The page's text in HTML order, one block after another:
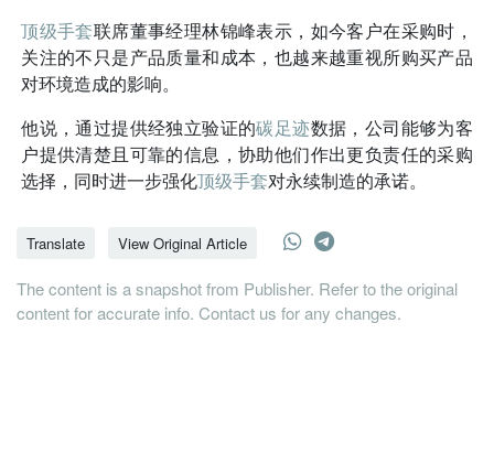
顶级手套联席董事经理林锦峰表示，如今客户在采购时，
关注的不只是产品质量和成本，也越来越重视所购买产品
对环境造成的影响。
他说，通过提供经独立验证的碳足迹数据，公司能够为客
户提供清楚且可靠的信息，协助他们作出更负责任的采购
选择，同时进一步强化顶级手套对永续制造的承诺。
Translate View Original Article
The content is a snapshot from Publisher. Refer to the original
content for accurate info. Contact us for any changes.